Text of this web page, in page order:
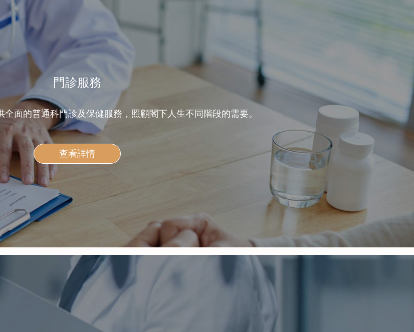
門診服務
面的普通科門診及保健服務，照顧閣下人生不同階段的需要。
查看詳情